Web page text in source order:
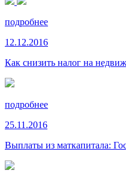
подробнее
12.12.2016
Как снизить налог на
подробнее
25.11.2016
Выплаты из маткапитала: